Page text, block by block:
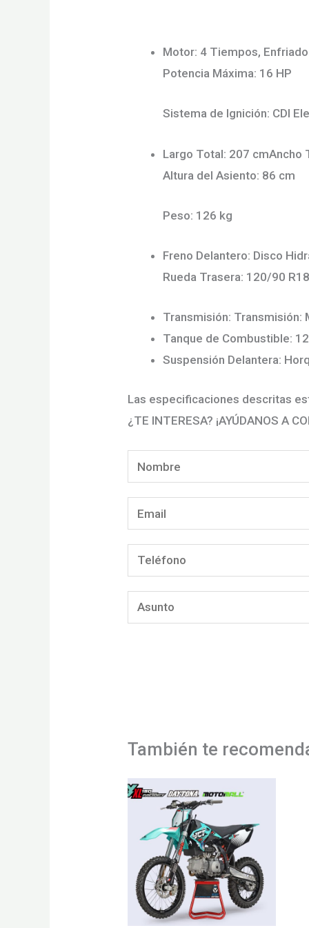
Motor: 4 Tiempos,
Potencia Máxima: 16 HP
Sistema de Ignición: CDI
Largo Total: 207 cmAncho
Altura del Asiento: 86 cm
Peso: 126 kg
Freno Delantero: Disco
Rueda Trasera: 120/90
Transmisión: Transmisión:
Tanque de Combustible:
Suspensión Delantera:
Las especificaciones descritas
¿TE INTERESA? ¡AYÚDANOS A
También te